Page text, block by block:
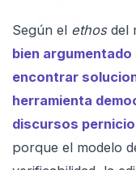
Según el ethosdel
bien
encontrar
herramienta
discursos
porque el modelo